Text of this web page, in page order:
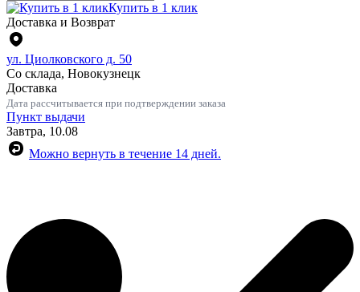
Купить в 1 клик
Доставка и Возврат
ул. Циолковского д. 50
Со склада, Новокузнецк
Доставка
Дата рассчитывается при подтверждении заказа
Пункт выдачи
Завтра, 10.08
Можно вернуть в течение 14 дней.